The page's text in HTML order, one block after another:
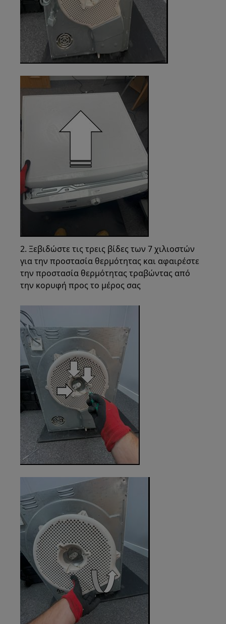
2. Ξεβιδώστε τις τρεις βίδες των 7 χιλιοστών
για την προστασία θερμότητας και αφαιρέστε
την προστασία θερμότητας τραβώντας από
την κορυφή προς το μέρος σας